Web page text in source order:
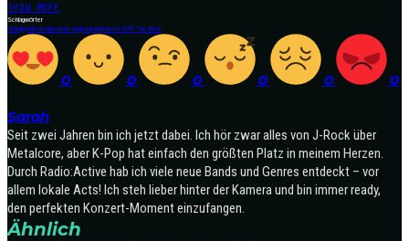
SHOW MORE
Schlagwörter
ChangkyunKoreanKorean singerkpopMonsta XOff The Beat
0 0 0 0 0 0
Sarah
Seit zwei Jahren bin ich jetzt dabei. Ich hör zwar alles von J-Rock über
Metalcore, aber K-Pop hat einfach den größten Platz in meinem Herzen.
Durch Radio:Active hab ich viele neue Bands und Genres entdeckt – vor
allem lokale Acts! Ich steh lieber hinter der Kamera und bin immer ready,
den perfekten Konzert-Moment einzufangen.
Ähnlich